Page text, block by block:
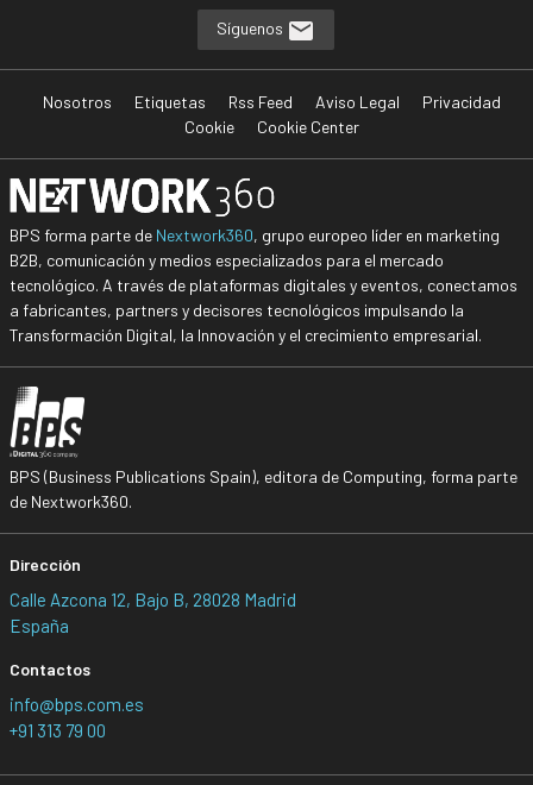
Síguenos
Nosotros Etiquetas Rss Feed Aviso Legal
Privacidad
Cookie
Cookie Center
BPS forma parte de Nextwork360, grupo europeo líder en marketing
B2B, comunicación y medios especializados para el mercado
tecnológico. A través de plataformas digitales y eventos, conectamos
a fabricantes, partners y decisores tecnológicos impulsando la
Transformación Digital, la Innovación y el crecimiento empresarial.
BPS (Business Publications Spain), editora de Computing, forma parte
de Nextwork360.
Dirección
Calle Azcona 12, Bajo B, 28028 Madrid
España
Contactos
info@bps.com.es
+91 313 79 00